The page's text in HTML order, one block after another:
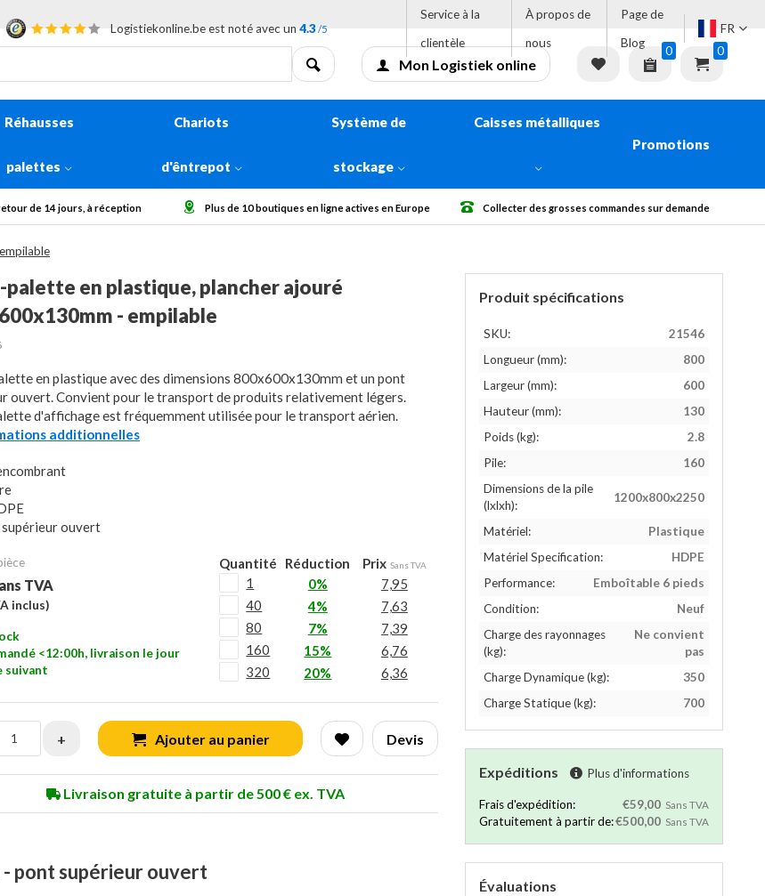
Logistiekonline.be est noté avec un 4.3 /5
Service à la
clientèle
À propos de
nous
Page de
Blog
FR
Mon Logistiek online
0 0
Réhausses
palettes
Chariots
d'êntrepot
Système de
stockage
Caisses métalliques
Promotions
Plus de 10 boutiques en ligne actives en Europe Collecter des grosses commandes sur demande Livraison gratuite à partir
palette en plastique, plancher ajouré
- empilable
en plastique avec des dimensions 800x600x130mm et un pont
ouvert. Convient pour le transport de produits relativement légers.
d'affichage est fréquemment utilisée pour le transport aérien.
additionnelles
ouvert
TVA
inclus)
<12:00h, livraison le jour
suivant
Quantité Réduction Prix Sans TVA
1 0%
7,95
40
4%
7,63
80
7%
7,39
160
15%
6,76
320
20% 6,36
+ Ajouter au panier Devis
Livraison gratuite à partir de 500 € ex. TVA
pont supérieur ouvert
Produit spécifications
SKU:
21546
Longueur (mm):
800
Largeur (mm):
600
Hauteur (mm):
130
Poids (kg):
2.8
Pile:
160
Dimensions de la pile
(lxlxh):
1200x800x2250
Matériel:
Plastique
Matériel Specification:
HDPE
Performance:
Emboîtable 6 pieds
Condition:
Neuf
Charge des rayonnages
(kg):
Ne convient
pas
Charge Dynamique (kg):
350
Charge Statique (kg):
700
Expéditions Plus d'informations
Frais d'expédition: €59,00 Sans TVA
Gratuitement à partir de:€500,00 Sans TVA
Évaluations